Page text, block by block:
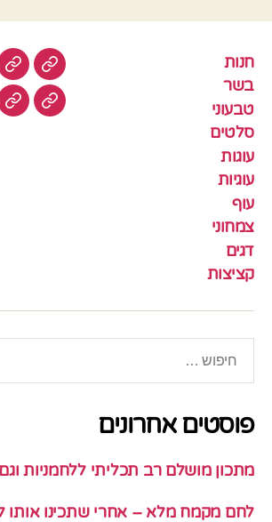
חנות
בשר
טבעוני
סלטים
עוגות
עוגיות
עוף
צמחוני
דגים
קציצות
חנות
עוגיות
פוסטים אחרונים
מתכון מושלם רב תכליתי ללחמניות
לחם מקמח מלא – אחרי שתכינו אותו